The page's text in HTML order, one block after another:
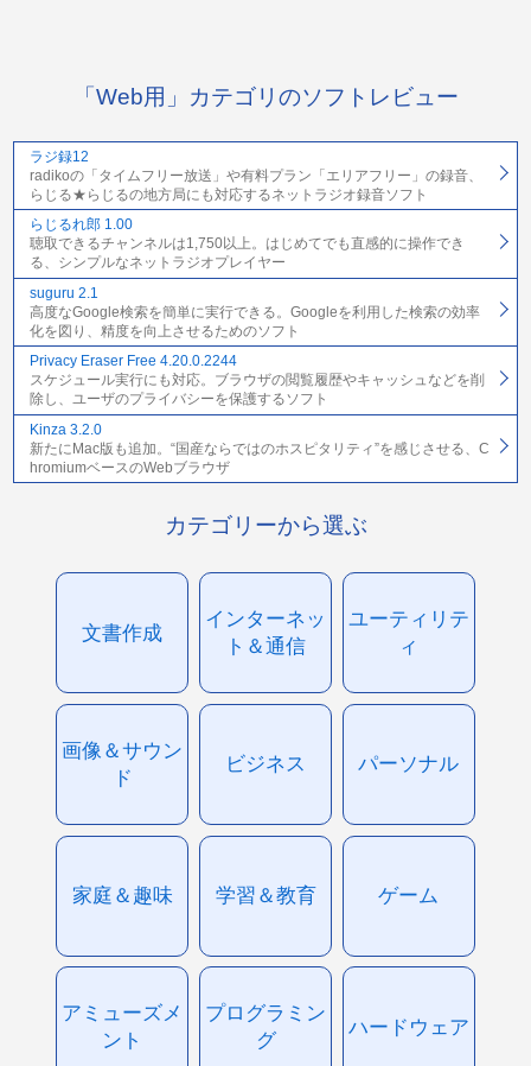
「Web用」カテゴリのソフトレビュー
ラジ録12
radikoの「タイムフリー放送」や有料プラン「エリアフリー」の録音、
らじる★らじるの地方局にも対応するネットラジオ録音ソフト
らじるれ郎 1.00
聴取できるチャンネルは1,750以上。はじめてでも直感的に操作でき
る、シンプルなネットラジオプレイヤー
suguru 2.1
高度なGoogle検索を簡単に実行できる。Googleを利用した検索の効率
化を図り、精度を向上させるためのソフト
Privacy Eraser Free 4.20.0.2244
スケジュール実行にも対応。ブラウザの閲覧履歴やキャッシュなどを削
除し、ユーザのプライバシーを保護するソフト
Kinza 3.2.0
新たにMac版も追加。“国産ならではのホスピタリティ”を感じさせる、C
hromiumベースのWebブラウザ
カテゴリーから選ぶ
文書作成
インターネッ
ト＆通信
ユーティリテ
ィ
画像＆サウン
ド
ビジネス パーソナル
家庭＆趣味 学習＆教育 ゲーム
アミューズメ
ント
プログラミン
グ
ハードウェア